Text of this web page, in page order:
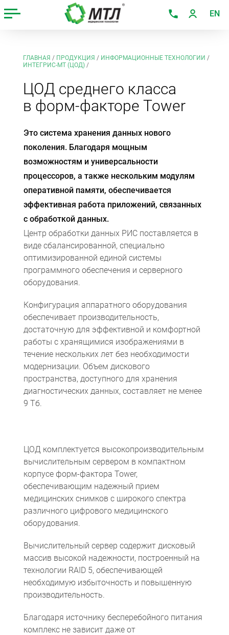
EN
ГЛАВНАЯ / ПРОДУКЦИЯ / ИНФОРМАЦИОННЫЕ ТЕХНОЛОГИИ /
ИНТЕГРИС-МТ (ЦОД)/
ЦОД среднего класса
в форм-факторе Tower
Это система хранения данных нового
поколения. Благодаря мощным
возможностям и универсальности
процессоров, а также нескольким модулям
оперативной памяти, обеспечивается
эффективная работа приложений, связанных
с обработкой данных.
Центр обработки данных РИС поставляется в
виде сбалансированной, специально
оптимизированной единой системы
программного обеспечения и серверного
оборудования.
Конфигурация аппаратного оборудования
обеспечивает производительность,
достаточную для эффективной и комфортной
работы с хранящимися изображениями в
течение нескольких лет без необходимости
модернизации. Объем дискового
пространства, доступного для хранения
диагностических данных, составляет не менее
9 Тб.
ЦОД комплектуется высокопроизводительным
вычислительным сервером в компактном
корпусе форм-фактора Tower,
обеспечивающим надежный прием
медицинских снимков с широкого спектра
различного цифрового медицинского
оборудования.
Вычислительный сервер содержит дисковый
массив высокой надежности, построенный на
технологии RAID 5, обеспечивающей
необходимую избыточность и повышенную
производительность.
Благодаря источнику бесперебойного питания
комплекс не зависит даже от